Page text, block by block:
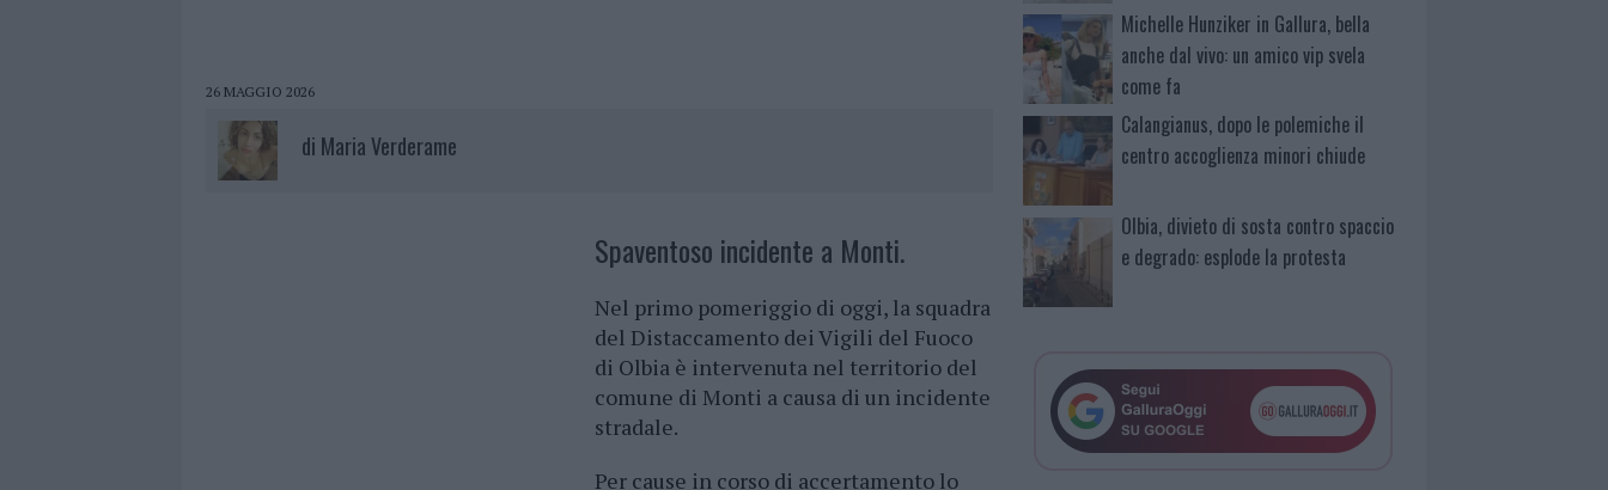
26 MAGGIO 2026
di Maria Verderame
Spaventoso incidente a Monti.
Nel primo pomeriggio di oggi, la squadra
del Distaccamento dei Vigili del Fuoco
di Olbia è intervenuta nel territorio del
comune di Monti a causa di un incidente
stradale.
Per cause in corso di accertamento lo
Michelle Hunziker in Gallura, bella
anche dal vivo: un amico vip svela
come fa
Calangianus, dopo le polemiche il
centro accoglienza minori chiude
Olbia, divieto di sosta contro spaccio
e degrado: esplode la protesta